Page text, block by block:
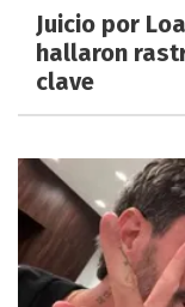
Juicio por
hallaron
clave